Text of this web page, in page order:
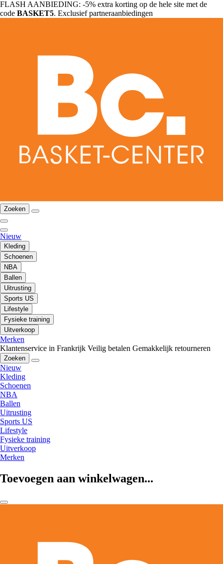
FLASH AANBIEDING: -5% extra korting op de hele site met de
code BASKET5. Exclusief partneraanbiedingen
Zoeken
Nieuw
Kleding
Schoenen
NBA
Ballen
Uitrusting
Sports US
Lifestyle
Fysieke training
Uitverkoop
Merken
Klantenservice in Frankrijk Veilig betalen Gemakkelijk retourneren
Zoeken
Nieuw
Kleding
Schoenen
NBA
Ballen
Uitrusting
Sports US
Lifestyle
Fysieke training
Uitverkoop
Merken
Toevoegen aan winkelwagen...